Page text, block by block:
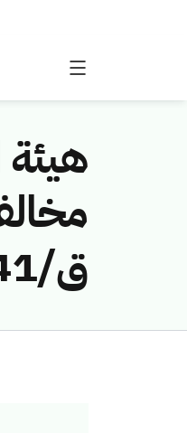
هيئة
ق/1441هـ) لمخالفة (شركة اتحاد اتصالات (موبايلي))